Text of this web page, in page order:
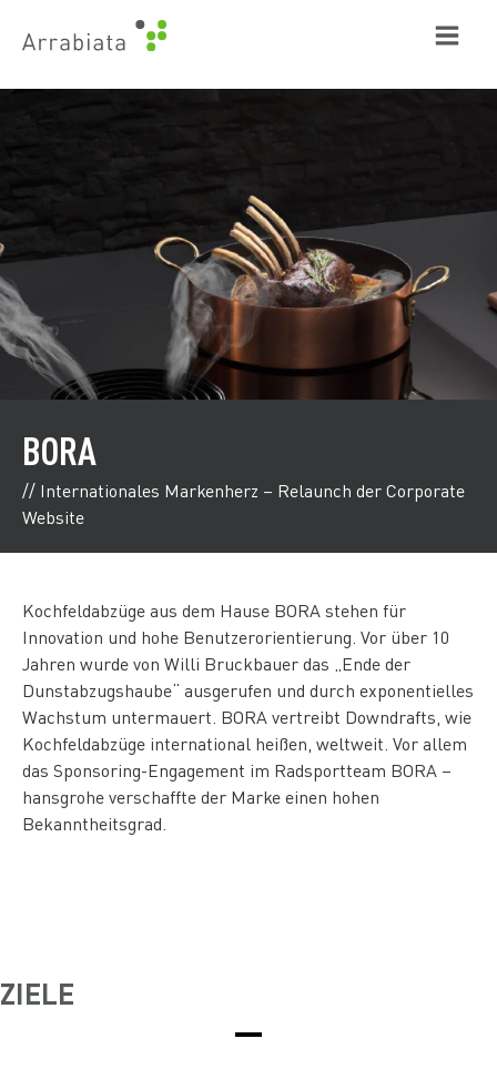
Inhalt
BORA
// Internationales Markenherz – Relaunch der Corporate
Website
Kochfeldabzüge aus dem Hause BORA stehen für
Innovation und hohe Benutzerorientierung. Vor über 10
Jahren wurde von Willi Bruckbauer das „Ende der
Dunstabzugshaube“ ausgerufen und durch exponentielles
Wachstum untermauert. BORA vertreibt Downdrafts, wie
Kochfeldabzüge international heißen, weltweit. Vor allem
das Sponsoring-Engagement im Radsportteam BORA –
hansgrohe verschaffte der Marke einen hohen
Bekanntheitsgrad.
ZIELE